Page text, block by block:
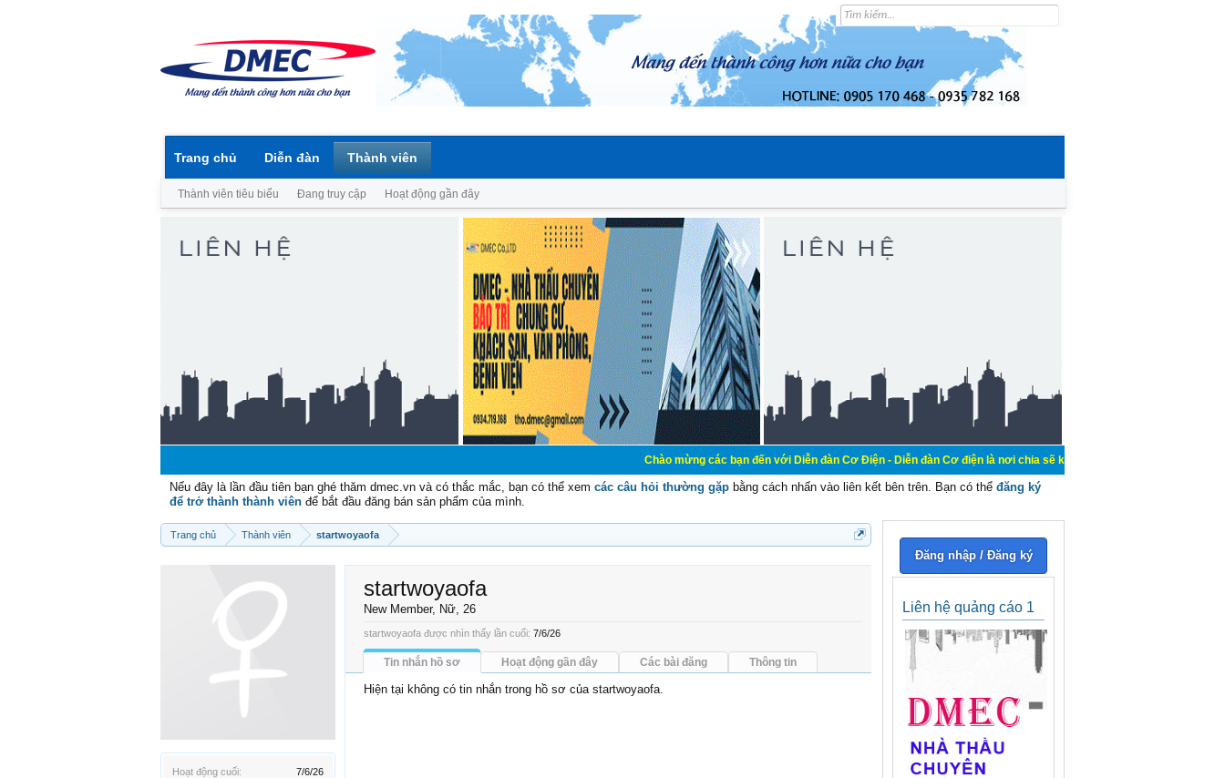
Chào mừng các bạn đến với Diễn đàn Cơ Điện - Diễn đàn Cơ điện là nơi chia sẽ kiến thức kinh nghiệm trong lãnh vực cơ
Nếu đây là lần đầu tiên bạn ghé thăm dmec.vn và có thắc mắc, bạn có thể xem các câu hỏi thường gặp bằng cách nhấn vào liên kết bên trên. Bạn có thể đăng ký
để trở thành thành viên để bắt đầu đăng bán sản phẩm của mình.
Trang chủ Thành viên startwoyaofa
Hoạt động cuối:
7/6/26
startwoyaofa
New Member, Nữ, 26
startwoyaofa được nhìn thấy lần cuối: 7/6/26
Tin nhắn hồ sơ Hoạt động gần đây Các bài đăng Thông tin
Hiện tại không có tin nhắn trong hồ sơ của startwoyaofa.
Đăng nhập / Đăng ký
Liên hệ quảng cáo 1
Trang chủ Diễn đàn Thành viên
Thành viên tiêu biểu Đang truy cập Hoạt động gần đây